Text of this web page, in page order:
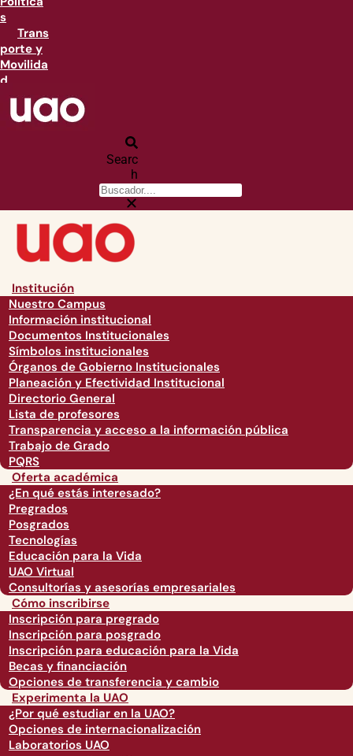
s
Trans
porte y
Movilida
d
Searc
h
Institución
Nuestro Campus
Información institucional
Documentos Institucionales
Símbolos institucionales
Órganos de Gobierno Institucionales
Planeación y Efectividad Institucional
Directorio General
Lista de profesores
Transparencia y acceso a la información pública
Trabajo de Grado
PQRS
Oferta académica
¿En qué estás interesado?
Pregrados
Posgrados
Tecnologías
Educación para la Vida
UAO Virtual
Consultorías y asesorías empresariales
Cómo inscribirse
Inscripción para pregrado
Inscripción para posgrado
Inscripción para educación para la Vida
Becas y financiación
Opciones de transferencia y cambio
Experimenta la UAO
¿Por qué estudiar en la UAO?
Opciones de internacionalización
Laboratorios UAO